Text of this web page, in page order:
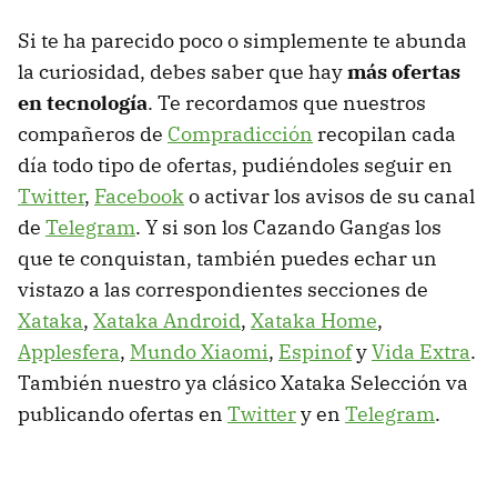
Si te ha parecido poco o simplemente te abunda
la curiosidad, debes saber que haymás ofertas
en tecnología. Te recordamos que nuestros
compañeros de Compradicción recopilan cada
día todo tipo de ofertas, pudiéndoles seguir en
Twitter, Facebooko activar los avisos de su canal
de Telegram. Y si son los Cazando Gangas los
que te conquistan, también puedes echar un
vistazo a las correspondientes secciones de
Xataka, Xataka Android, Xataka Home,
Applesfera, Mundo Xiaomi, EspinofyVida Extra.
También nuestro ya clásico Xataka Selección va
publicando ofertas en Twittery en Telegram.